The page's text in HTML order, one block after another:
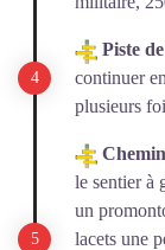
Piste
continuer
plusieurs
le sentier à
un
lacets une